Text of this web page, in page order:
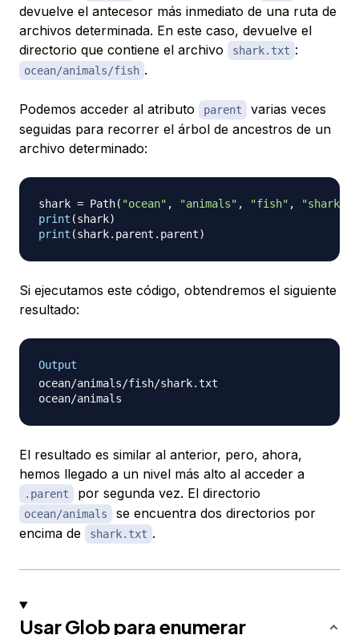
devuelve el antecesor más inmediato de una ruta de
archivos determinada. En este caso, devuelve el
directorio que contiene el archivo
shark.txt :
ocean/animals/fish .
Podemos acceder al atributo parent
varias veces
seguidas para recorrer el árbol de ancestros de un
archivo determinado:
shark = Path( "ocean" , "animals" , "fish" ,
print (shark)
print (shark. parent . parent)
Si ejecutamos este código, obtendremos el siguiente
resultado:
Output
ocean/animals/fish/shark.txt
El resultado es similar al anterior, pero, ahora,
hemos llegado a un nivel más alto al acceder a
.parent por segunda vez. El directorio
ocean/animals
se encuentra dos directorios por
encima de
shark.txt .
Usar Glob para enumerar